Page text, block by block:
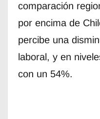
comparación
por encima de
percibe una
laboral, y en
con un 54%.